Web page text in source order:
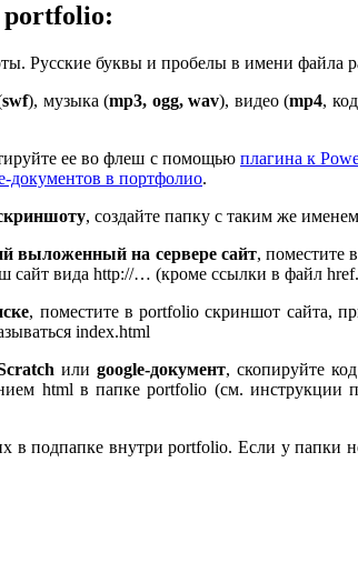
port­fo­lio:
Русские буквы и пробелы в имени файла
swf), музыка (mp3, ogg, wav), видео (mp4,
ее во флеш с помощью плагина к
документов в портфолио.
, создайте папку с таким же
выложенный на сервере сайт, поместите
сайт вида http://… (кроме ссылки в файл
, поместите в port­fo­lio скриншот сайта,
index.html
илиgoogle-документ, скопируйте
html в папке port­fo­lio (см. инструкции
в подпапке внутри port­fo­lio. Если у папки